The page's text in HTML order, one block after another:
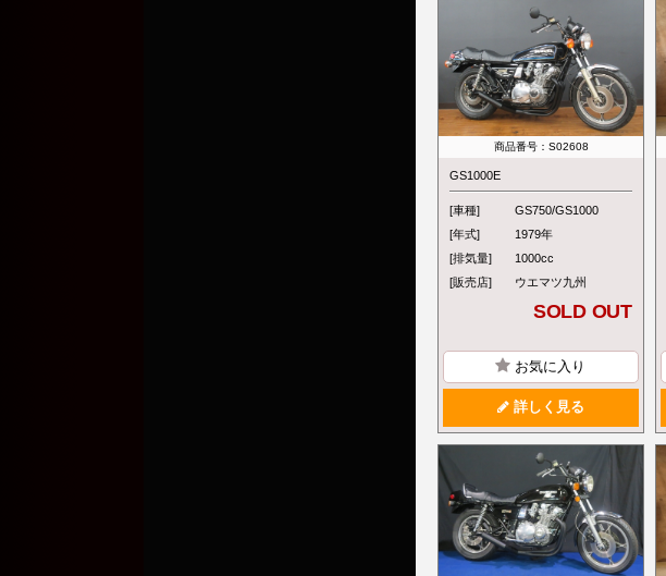
商品番号：S02608
GS1000E
[車種]
GS750/GS1000
[年式]
1979年
[排気量]
1000cc
[販売店]
ウエマツ九州
SOLD OUT
お気に入り
詳しく見る